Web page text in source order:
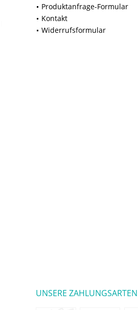
Produktanfrage-Formular
Kontakt
Widerrufsformular
UNSERE ZAHLUNGSARTEN